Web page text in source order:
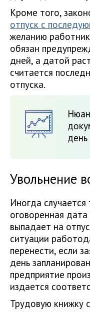
Кроме того,
отпуск с
желанию
обязан
дней, а датой
считается
отпуска.
день
Увольнение
Иногда
оговоренная
выпадает на
ситуации
перенести, если
день
предприятие
издается
Трудовую книжку